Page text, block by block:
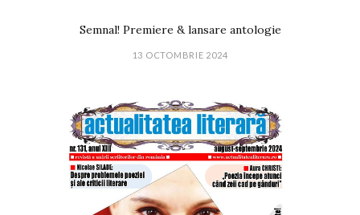
Semnal! Premiere & lansare antologie
13 OCTOMBRIE 2024